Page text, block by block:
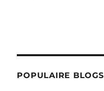
POPULAIRE BLOGS